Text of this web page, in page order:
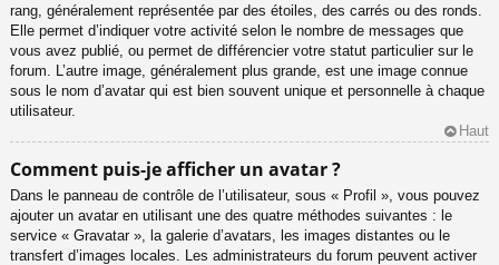
rang, généralement représentée par des étoiles, des carrés ou des ronds.
Elle permet d’indiquer votre activité selon le nombre de messages que
vous avez publié, ou permet de différencier votre statut particulier sur le
forum. L’autre image, généralement plus grande, est une image connue
sous le nom d’avatar qui est bien souvent unique et personnelle à chaque
utilisateur.
Haut
Comment puis-je afficher un avatar ?
Dans le panneau de contrôle de l’utilisateur, sous « Profil », vous pouvez
ajouter un avatar en utilisant une des quatre méthodes suivantes : le
service « Gravatar », la galerie d’avatars, les images distantes ou le
transfert d’images locales. Les administrateurs du forum peuvent activer